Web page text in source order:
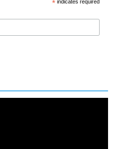
* indicates required